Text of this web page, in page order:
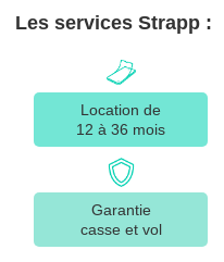
Les services Strapp :
Location de
12 à 36 mois
Garantie
casse et vol